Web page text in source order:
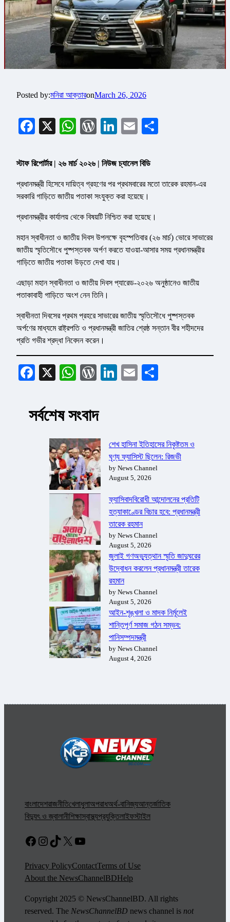
Posted by:মনিরা আক্তারonMarch 26, 2026
Facebook
X WhatsApp
WordPress
LinkedIn
Email
স্টাফ রিপোর্টার | ২৬ মার্চ ২০২৬ | নিউজ চ্যানেল বিডি
প্রধানমন্ত্রী হিসেবে দায়িত্ব গ্রহণের পর প্রথমবারের মতো তারেক রহমান-এর
সরকারি গাড়িতে জাতীয় পতাকা সংযুক্ত করা হয়েছে।
প্রধানমন্ত্রীর কার্যালয় থেকে বিষয়টি নিশ্চিত করা হয়েছে।
মহান স্বাধীনতা ও জাতীয় দিবস উপলক্ষে বৃহস্পতিবার (২৬ মার্চ) ভোরে সাভারের
জাতীয় স্মৃতিসৌধে পুষ্পস্তবক অর্পণ করতে যাওয়া-আসার সময় প্রধানমন্ত্রীর
গাড়িতে জাতীয় পতাকা উড়তে দেখা যায়।
এছাড়া মহান স্বাধীনতা ও জাতীয় দিবস প্যারেড-২০২৬ অনুষ্ঠানেও জাতীয়
পতাকাবাহী গাড়িতে অংশ নেন তিনি।
স্বাধীনতা দিবসের প্রথম প্রহরে সাভারের জাতীয় স্মৃতিসৌধে পুষ্পস্তবক
অর্পণের মাধ্যমে রাষ্ট্রপতি ও প্রধানমন্ত্রী জাতির শ্রেষ্ঠ সন্তান বীর শহীদদের
প্রতি গভীর শ্রদ্ধা নিবেদন করেন।
Facebook
X WhatsApp
WordPress
LinkedIn
Email
সর্বশেষ সংবাদ
শেখ হাসিনা ইতিহাসের নিকৃষ্টতম ও
ঘৃণ্য ফ্যাসিস্ট ছিলেন: রিজভী
by News Channel
August 5, 2026
ফ্যাসিবাদবিরোধী আন্দোলনের প্রতিটি
হত্যাকাণ্ডের বিচার হবে: প্রধানমন্ত্রী
তারেক রহমান
by News Channel
August 5, 2026
জুলাই গণঅভ্যুত্থান স্মৃতি জাদুঘরের
উদ্বোধন করলেন প্রধানমন্ত্রী তারেক
রহমান
by News Channel
August 5, 2026
আইন-শৃঙ্খলা ও মাদক নির্মূলেই
শান্তিপূর্ণ সমাজ গঠন সম্ভব:
পানিসম্পদমন্ত্রী
by News Channel
August 4, 2026
বাংলাদেশরাজনীতিখেলাধুলাঅপরাধঅর্থ-বানিজ্যআন্তর্জাতিক
বিদ্যুৎ ও জ্বালানীশিক্ষাস্বাস্থ্যপ্রযুক্তিলাইফস্টাইল
Facebook
Instagram
TikTok
X YouTube
Privacy PolicyContactTerms of Use
About the NewsChannelBDHelp
Copyright 2025 © NewsChannelBD. All rights
reserved. The NewsChannelBD news channel is not